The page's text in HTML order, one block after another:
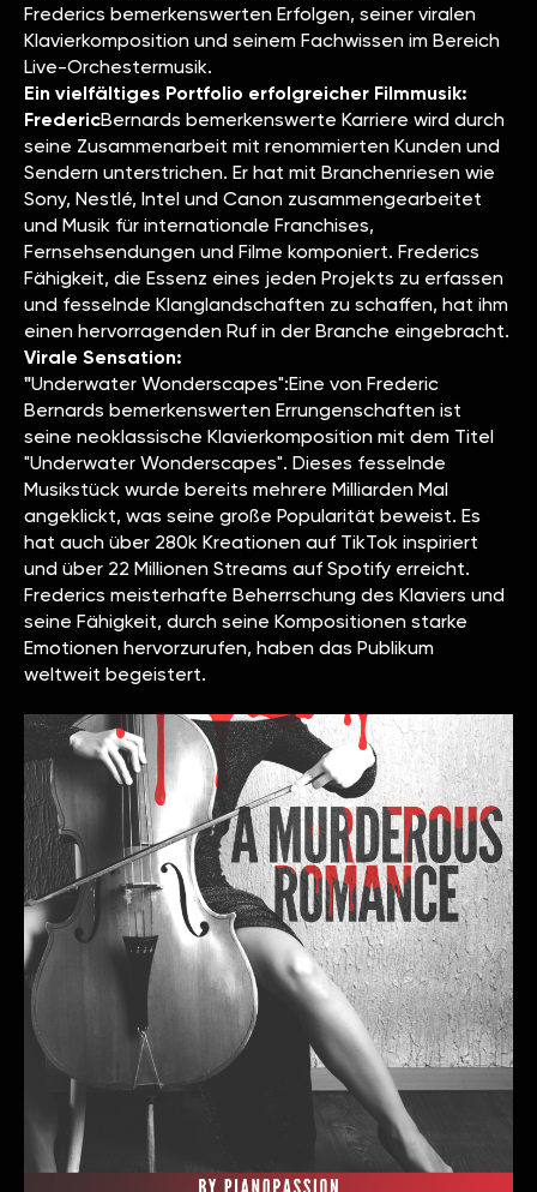
Frederics bemerkenswerten Erfolgen, seiner viralen
Klavierkomposition und seinem Fachwissen im Bereich
Live-Orchestermusik.
Ein vielfältiges Portfolio erfolgreicher Filmmusik:
‍FredericBernards bemerkenswerte Karriere wird durch
seine Zusammenarbeit mit renommierten Kunden und
Sendern unterstrichen. Er hat mit Branchenriesen wie
Sony, Nestlé, Intel und Canon zusammengearbeitet
und Musik für internationale Franchises,
Fernsehsendungen und Filme komponiert. Frederics
Fähigkeit, die Essenz eines jeden Projekts zu erfassen
und fesselnde Klanglandschaften zu schaffen, hat ihm
einen hervorragenden Ruf in der Branche eingebracht.
Virale Sensation:
‍"Underwater Wonderscapes":Eine von Frederic
Bernards bemerkenswerten Errungenschaften ist
seine neoklassische Klavierkomposition mit dem Titel
"Underwater Wonderscapes". Dieses fesselnde
Musikstück wurde bereits mehrere Milliarden Mal
angeklickt, was seine große Popularität beweist. Es
hat auch über 280k Kreationen auf TikTok inspiriert
und über 22 Millionen Streams auf Spotify erreicht.
Frederics meisterhafte Beherrschung des Klaviers und
seine Fähigkeit, durch seine Kompositionen starke
Emotionen hervorzurufen, haben das Publikum
weltweit begeistert.